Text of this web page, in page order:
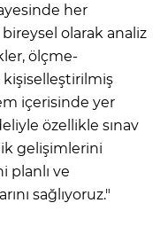
her
olarak analiz
ölçme-
içerisinde yer
özellikle sınav
gelişimlerini
planlı ve
sağlıyoruz."